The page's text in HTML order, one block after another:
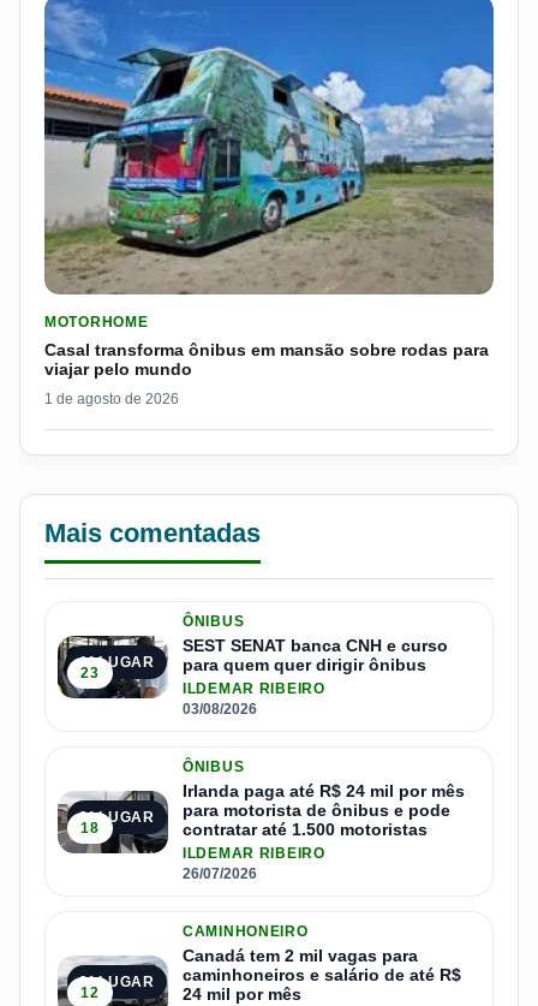
MOTORHOME
Casal transforma ônibus em mansão sobre rodas para
viajar pelo mundo
1 de agosto de 2026
Mais comentadas
1º LUGAR
23
ÔNIBUS
SEST SENAT banca CNH e curso
para quem quer dirigir ônibus
ILDEMAR RIBEIRO
03/08/2026
2º LUGAR
18
ÔNIBUS
Irlanda paga até R$ 24 mil por mês
para motorista de ônibus e pode
contratar até 1.500 motoristas
ILDEMAR RIBEIRO
26/07/2026
3º LUGAR
12
CAMINHONEIRO
Canadá tem 2 mil vagas para
caminhoneiros e salário de até R$
24 mil por mês